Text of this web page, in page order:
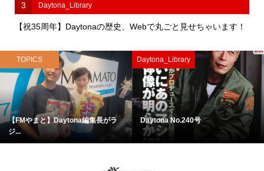
3 Daytona_Library
【祝35周年】Daytonaの歴史、Webで丸ごと見せちゃいます！
TOPICS
【FMやまと】Daytona編集長がラ
ジ...
Daytona_Library
Daytona No.240号